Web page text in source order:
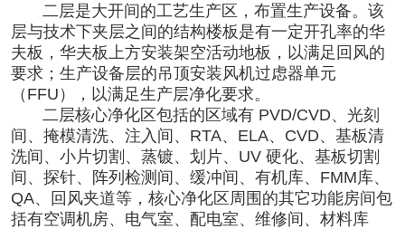
二层是大开间的工艺生产区，布置生产设备。该
层与技术下夹层之间的结构楼板是有一定开孔率的华
夫板，华夫板上方安装架空活动地板，以满足回风的
要求；生产设备层的吊顶安装风机过虑器单元
（FFU），以满足生产层净化要求。
二层核心净化区包括的区域有 PVD/CVD、光刻
间、掩模清洗、注入间、RTA、ELA、CVD、基板清
洗间、小片切割、蒸镀、划片、UV 硬化、基板切割
间、探针、阵列检测间、缓冲间、有机库、FMM库、
QA、回风夹道等，核心净化区周围的其它功能房间包
括有空调机房、电气室、配电室、维修间、材料库